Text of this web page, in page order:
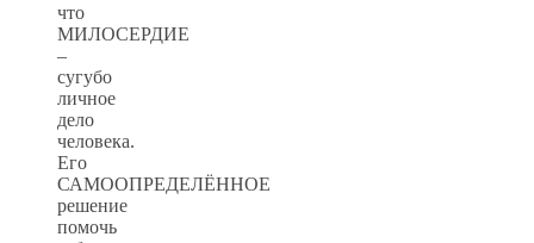
что
МИЛОСЕРДИЕ
–
сугубо
личное
дело
человека.
Его
САМООПРЕДЕЛЁННОЕ
решение
помочь